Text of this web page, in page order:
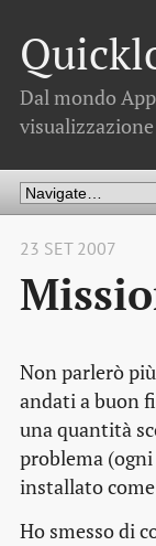
Dal mondo
23 SET 2007
Non parlerò
andati a buon
una quantità
problema
installato
Ho smesso di